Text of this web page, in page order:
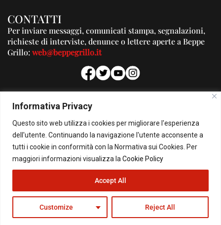
Informativa Privacy
Questo sito web utilizza i cookies per migliorare l'esperienza
dell'utente. Continuando la navigazione l'utente acconsente a
tutti i cookie in conformità con la Normativa sui Cookies. Per
maggiori informazioni visualizza la Cookie Policy
Customize Reject All
Accept All
CONTATTI
Per inviare messaggi, comunicati stampa, segnalazioni,
richieste di interviste, denunce o lettere aperte a Beppe
Grillo:web@beppegrillo.it
PUBBLICITA'
Per la tua pubblicità su questo Blog:
pubblicita@beppegrillo.it
© Copyright 2026 - Il Blog di Beppe Grillo. All Rights Reserved - Powered by
happygrafic.com